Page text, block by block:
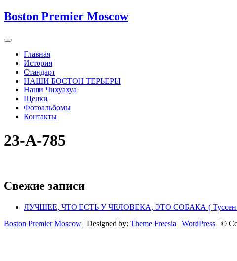
Boston Premier Moscow
Главная
История
Стандарт
НАШИ БОСТОН ТЕРЬЕРЫ
Наши Чихуахуа
Щенки
Фотоальбомы
Контакты
23-А-785
Свежие записи
ЛУЧШЕЕ, ЧТО ЕСТЬ У ЧЕЛОВЕКА, ЭТО СОБАКА ( Туссен
Boston Premier Moscow | Designed by: Theme Freesia | WordPress | ©